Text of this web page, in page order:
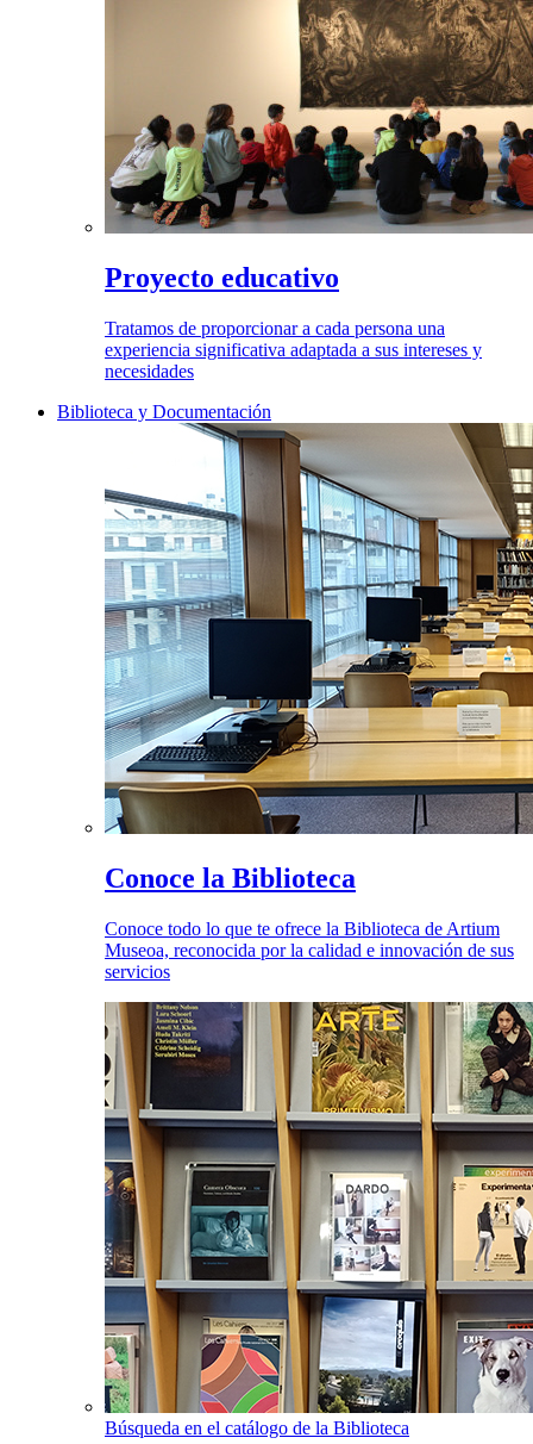
Proyecto educativo
Tratamos de proporcionar a cada persona una
experiencia significativa adaptada a sus intereses y
necesidades
Biblioteca y Documentación
Conoce la Biblioteca
Conoce todo lo que te ofrece la Biblioteca de Artium
Museoa, reconocida por la calidad e innovación de sus
servicios
Búsqueda en el catálogo de la Biblioteca